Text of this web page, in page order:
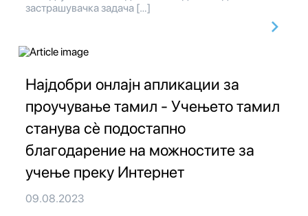
застрашувачка задача […]
Најдобри онлајн апликации за
проучување тамил - Учењето тамил
станува сè подостапно
благодарение на можностите за
учење преку Интернет
09.08.2023